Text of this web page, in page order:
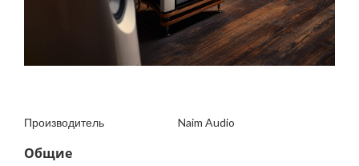
Производитель Naim Audio
Общие